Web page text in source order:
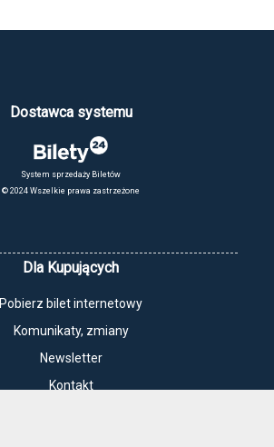
Dostawca systemu
System sprzedaży Biletów
© 2024 Wszelkie prawa zastrzeżone
Dla Kupujących
Pobierz bilet internetowy
Komunikaty, zmiany
Newsletter
Kontakt